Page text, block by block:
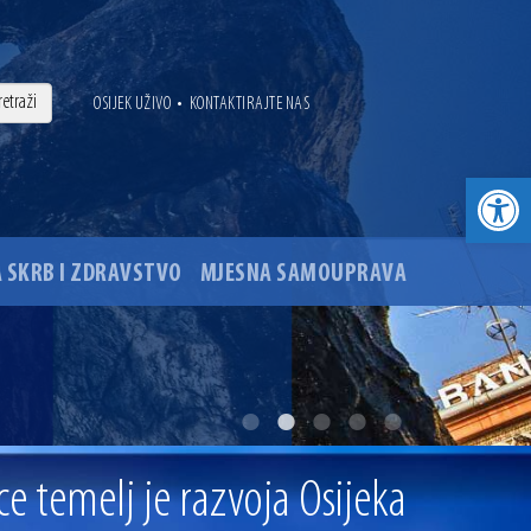
OSIJEK UŽIVO • KONTAKTIRAJTE NAS
SKRB I ZDRAVSTVO MJESNA SAMOUPRAVA
glavnog osječkog Trga Ante Starčevića
temelj je razvoja Osijeka